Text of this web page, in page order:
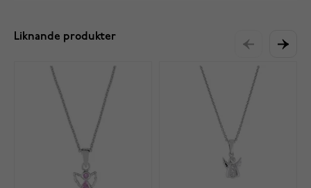
Liknande produkter